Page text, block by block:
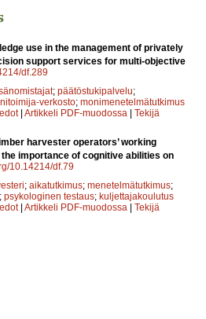
use in the management of privately
support services for multi-objective
df.289
; päätöstukipalvelu;
verkosto; monimenetelmätutkimus
| Artikkeli PDF-muodossa | Tekijä
harvester operators’ working
importance of cognitive abilities on
10.14214/df.79
; aikatutkimus; menetelmätutkimus;
; psykologinen testaus; kuljettajakoulutus
| Artikkeli PDF-muodossa | Tekijä